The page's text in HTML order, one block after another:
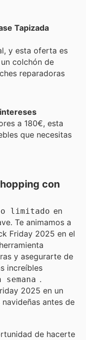
Tapizada
y esta oferta es
colchón de
reparadoras
a 180€, esta
que necesitas
con
limitado en
Te animamos a
Friday 2025 en el
y asegurarte de
increíbles
.
2025 en un
antes de
de hacerte